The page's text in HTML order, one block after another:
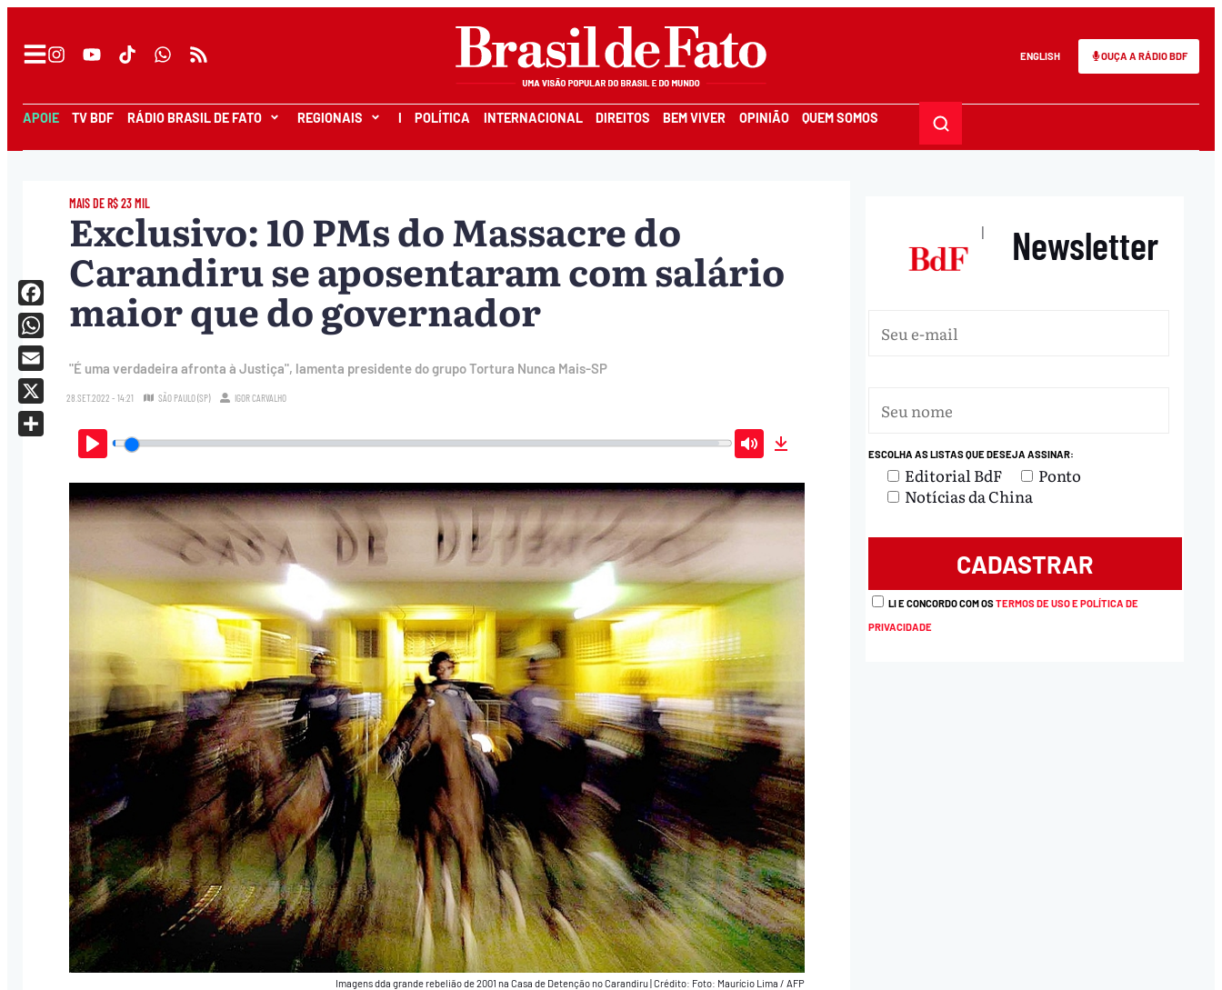
ENGLISH OUÇA A RÁDIO BDF
APOIE TV BDF RÁDIO BRASIL DE FATO REGIONAIS I POLÍTICA INTERNACIONAL DIREITOS BEM VIVER OPINIÃO QUEM SOMOS
MAIS DE R$ 23 MIL
Exclusivo: 10 PMs do Massacre do
Carandiru se aposentaram com salário
maior que do governador
"É uma verdadeira afronta à Justiça", lamenta presidente do grupo Tortura Nunca Mais-SP
28.SET.2022 - 14:21 SÃO PAULO (SP) IGOR CARVALHO
Play Mute
Imagens dda grande rebelião de 2001 na Casa de Detenção no Carandiru|Crédito: Foto: Maurício Lima / AFP
Facebook
WhatsApp
Email
X
| Newsletter
ESCOLHA AS LISTAS QUE DESEJA ASSINAR:
Editorial BdF
Ponto
Notícias da China
LI E CONCORDO COM OSTERMOS DE USO E POLÍTICA DE
PRIVACIDADE